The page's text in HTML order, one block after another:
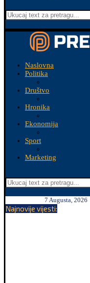
Naslovna
Politika
Društvo
Hronika
Ekonomija
Sport
Marketing
7 Augusta, 2026
Najnovije vijesti: